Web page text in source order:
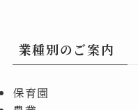
業種別のご案内
保育園